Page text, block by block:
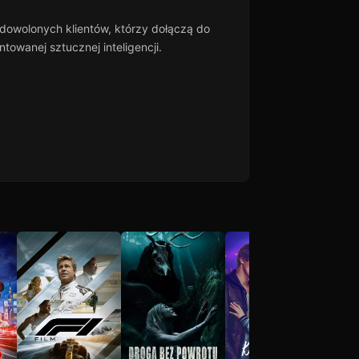
klientów, którzy dołączą do
sztucznej inteligencji.